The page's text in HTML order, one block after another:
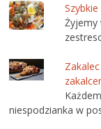
Żyjemy
niespodzianka w